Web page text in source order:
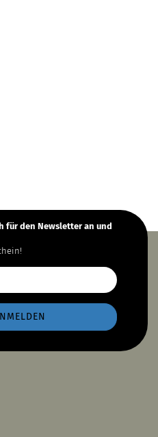
für den Newsletter an und